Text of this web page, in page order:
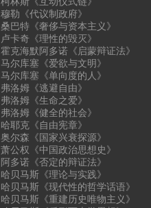
穆勒《代议制政府》
桑巴特《奢侈与资本主义》
卢卡奇《理性的毁灭》
霍克海默阿多诺《启蒙辩证法》
马尔库塞《爱欲与文明》
马尔库塞《单向度的人》
弗洛姆《逃避自由》
弗洛姆《生命之爱》
弗洛姆《健全的社会》
哈耶克《自由宪章》
奥尔森《国家兴衰探源》
萧公权《中国政治思想史》
阿多诺《否定的辩证法》
哈贝马斯《理论与实践》
哈贝马斯《现代性的哲学话语》
哈贝马斯《重建历史唯物主义》